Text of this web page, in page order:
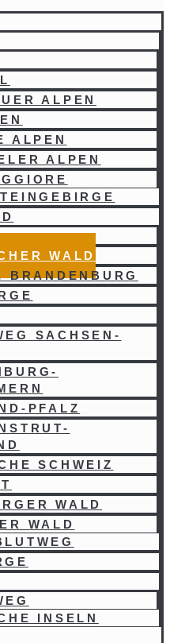
ALPEN
ALPEN
ALPEN
WALD
BRANDENBURG
SACHSEN-
PFALZ
SCHWEIZ
WALD
WALD
INSELN